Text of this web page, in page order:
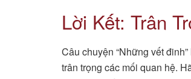
Lời Kết: Trân
Câu chuyện “Những vết
trân trọng các mối quan hệ.